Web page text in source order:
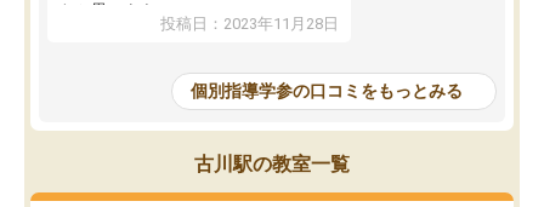
たと思います。
投稿日：2023年11月28日
個別指導学参の口コミをもっとみる
古川駅の教室一覧